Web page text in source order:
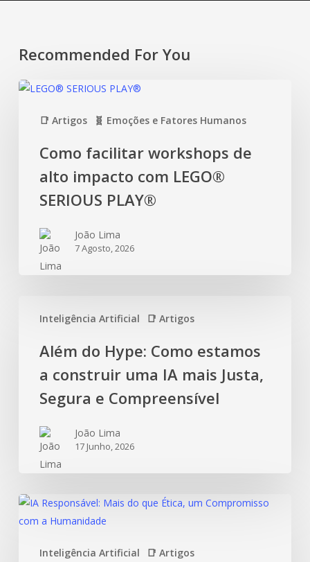
Recommended For You
📑 Artigos 🧬 Emoções e Fatores Humanos
Como facilitar workshops de
alto impacto com LEGO®
SERIOUS PLAY®
João Lima
7 Agosto, 2026
Inteligência Artificial 📑 Artigos
Além do Hype: Como estamos
a construir uma IA mais Justa,
Segura e Compreensível
João Lima
17 Junho, 2026
Inteligência Artificial 📑 Artigos